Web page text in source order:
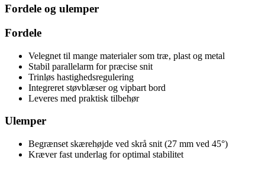
Fordele og ulemper
Fordele
Velegnet til mange materialer som træ, plast og metal
Stabil parallelarm for præcise snit
Trinløs hastighedsregulering
Integreret støvblæser og vipbart bord
Leveres med praktisk tilbehør
Ulemper
Begrænset skærehøjde ved skrå snit (27 mm ved 45°)
Kræver fast underlag for optimal stabilitet